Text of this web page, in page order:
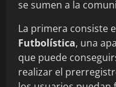
se sumen a la
La primera consiste
Futbolística, una
que puede
realizar el